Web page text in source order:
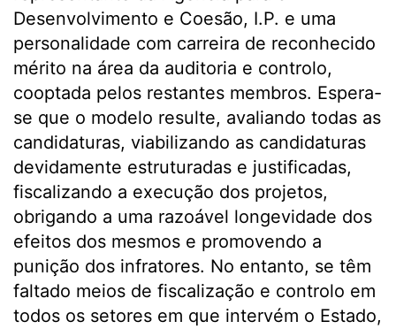
Desenvolvimento e Coesão, I.P. e uma
personalidade com carreira de reconhecido
mérito na área da auditoria e controlo,
cooptada pelos restantes membros. Espera-
se que o modelo resulte, avaliando todas as
candidaturas, viabilizando as candidaturas
devidamente estruturadas e justificadas,
fiscalizando a execução dos projetos,
obrigando a uma razoável longevidade dos
efeitos dos mesmos e promovendo a
punição dos infratores. No entanto, se têm
faltado meios de fiscalização e controlo em
todos os setores em que intervém o Estado,